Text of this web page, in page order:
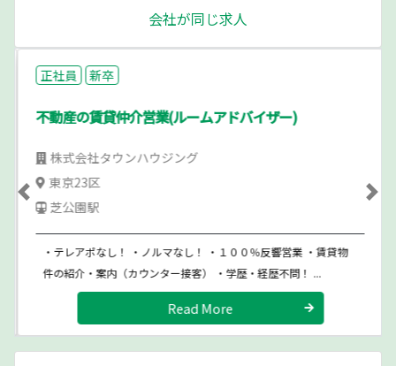
会社が同じ求人
正社員 新卒
不動産の賃貸仲介営業(ルームアドバイザー)
株式会社タウンハウジング
東京23区
芝公園駅
・テレアポなし！ ・ノルマなし！ ・１００％反響営業 ・賃貸物
件の紹介・案内（カウンター接客） ・学歴・経歴不問！ ...
Read More
Previous